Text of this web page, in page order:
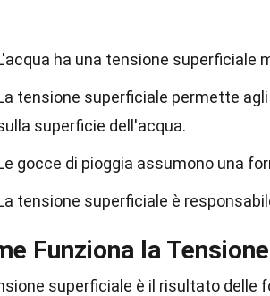
ha una tensione superficiale
tensione superficiale permette
superficie dell'acqua.
gocce di pioggia assumono una
tensione superficiale è
Funziona la
superficiale è il risultato delle